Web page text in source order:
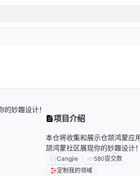
妙趣设计！
项目介绍
本仓将收集和展示仓颉鸿蒙应
颉鸿蒙社区展现你的妙趣设计！
Cangjie 580提交数
定制我的领域